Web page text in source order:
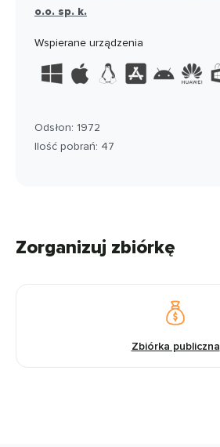
o.o. sp. k.
Wspierane urządzenia
Odsłon: 1972
Ilość pobrań: 47
Zorganizuj zbiórkę
Zbiórka publiczna